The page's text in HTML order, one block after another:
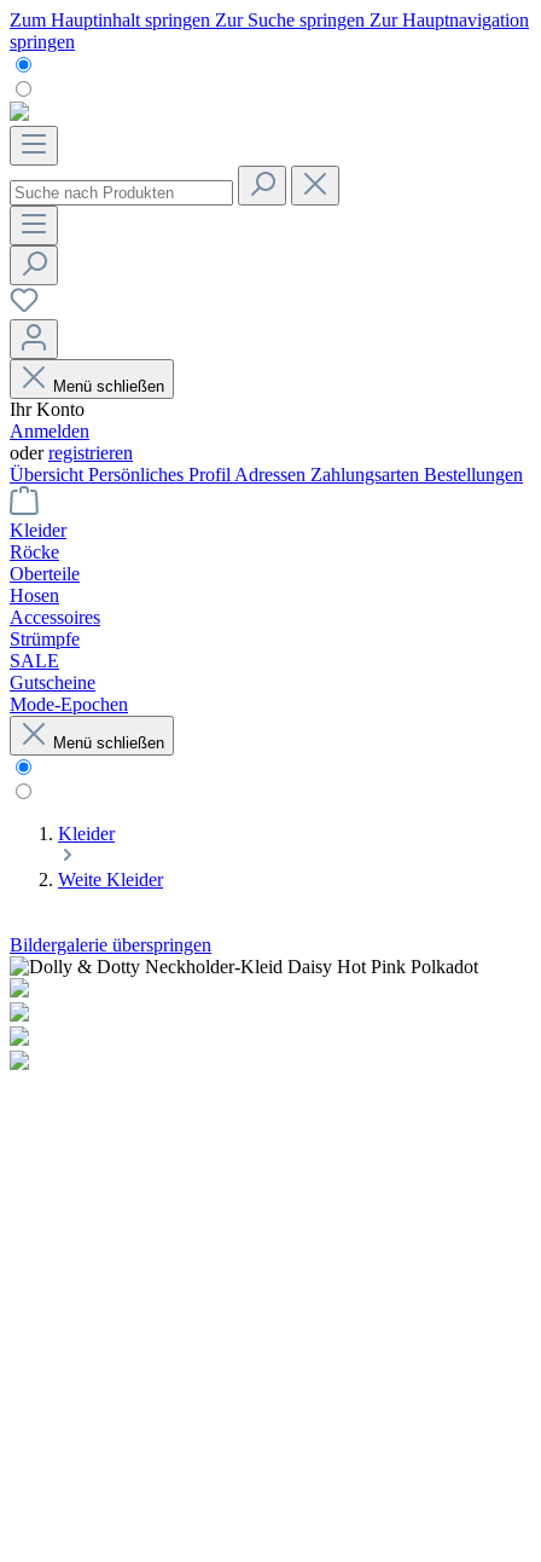
Zum Hauptinhalt springen Zur Suche springen Zur Hauptnavigation
springen
Menü schließen
Ihr Konto
Anmelden
oderregistrieren
Übersicht Persönliches Profil Adressen Zahlungsarten Bestellungen
Kleider
Röcke
Oberteile
Hosen
Accessoires
Strümpfe
SALE
Gutscheine
Mode-Epochen
Menü schließen
Kleider
Weite Kleider
Bildergalerie überspringen